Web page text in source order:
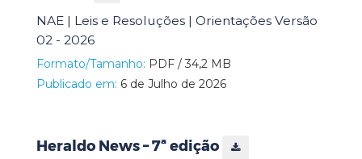
NAE | Leis e Resoluções | Orientações Versão
02 - 2026
Formato/Tamanho: PDF / 34,2 MB
Publicado em: 6 de Julho de 2026
Heraldo News – 7ª edição